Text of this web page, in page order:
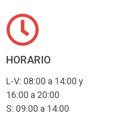
HORARIO
L-V: 08:00 a 14:00 y
16:00 a 20:00
S: 09:00 a 14:00